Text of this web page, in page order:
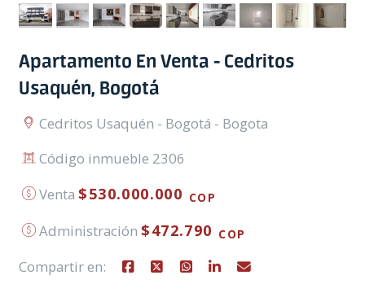
Apartamento En Venta - Cedritos
Usaquén, Bogotá
Cedritos Usaquén - Bogotá - Bogota
Código inmueble 2306
Venta$530.000.000 COP
Administración$472.790 COP
Compartir en: